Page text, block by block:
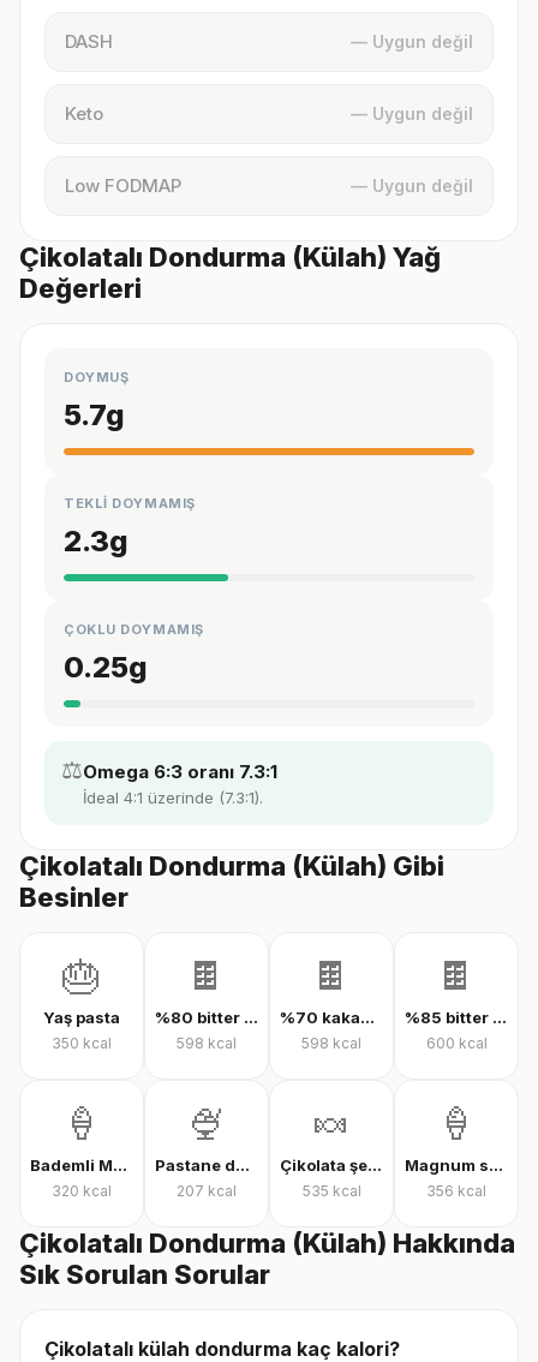
DASH — Uygun değil
Keto — Uygun değil
Low FODMAP — Uygun değil
Çikolatalı Dondurma (Külah) Yağ
Değerleri
DOYMUŞ
5.7g
TEKLİ DOYMAMIŞ
2.3g
ÇOKLU DOYMAMIŞ
0.25g
⚖️Omega 6:3 oranı 7.3:1
İdeal 4:1 üzerinde (7.3:1).
Çikolatalı Dondurma (Külah) Gibi
Besinler
🎂
Yaş pasta
350 kcal
🍫
%80 bitter çikolata
598 kcal
🍫
%70 kakaolu bitter çikolata
598 kcal
🍫
%85 bitter çikolata
600 kcal
🍦
Bademli Magnum dondurma
320 kcal
🍨
Pastane dondurması
207 kcal
🍬
Çikolata şekeri
535 kcal
🍦
Magnum sandviç bademli dondurma
356 kcal
Çikolatalı Dondurma (Külah) Hakkında
Sık Sorulan Sorular
Çikolatalı külah dondurma kaç kalori?